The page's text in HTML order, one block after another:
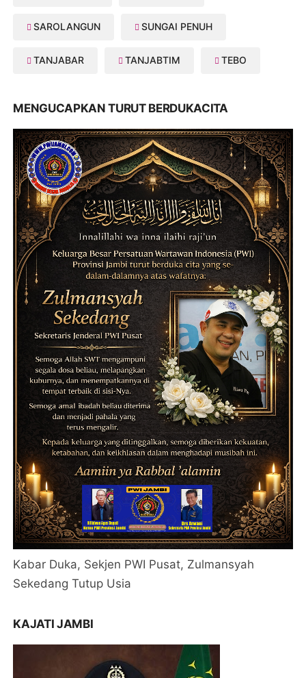
SAROLANGUN SUNGAI PENUH
TANJABAR TANJABTIM TEBO
MENGUCAPKAN TURUT BERDUKACITA
Kabar Duka, Sekjen PWI Pusat, Zulmansyah
Sekedang Tutup Usia
KAJATI JAMBI